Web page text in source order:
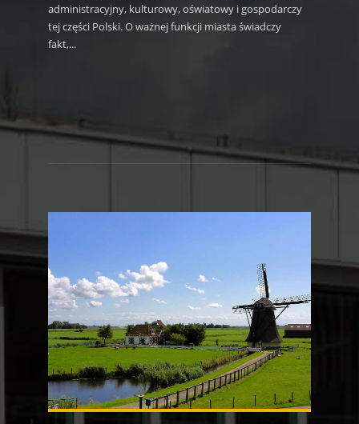
administracyjny, kulturowy, oświatowy i gospodarczy
tej części Polski. O ważnej funkcji miasta świadczy
fakt,...